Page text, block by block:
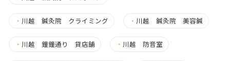
・ 川越 鍼灸院 クライミング ・ 川越 鍼灸院 美容鍼
・ 川越 鐘鐘通り 貸店舗 ・ 川越 防音室